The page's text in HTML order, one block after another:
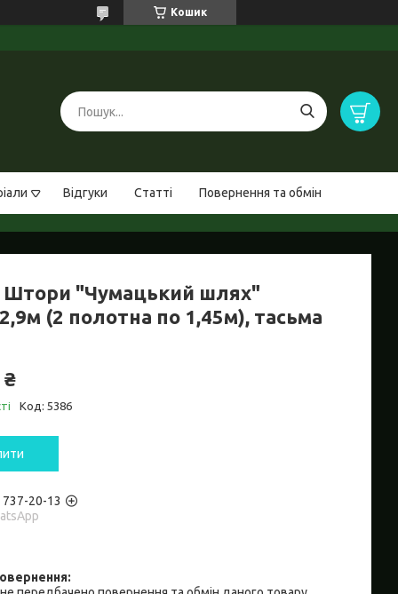
Кошик
Відгуки Статті Повернення та обмін
"Чумацький шлях"
(2 полотна по 1,45м), тасьма
Код: 5386
737-20-13